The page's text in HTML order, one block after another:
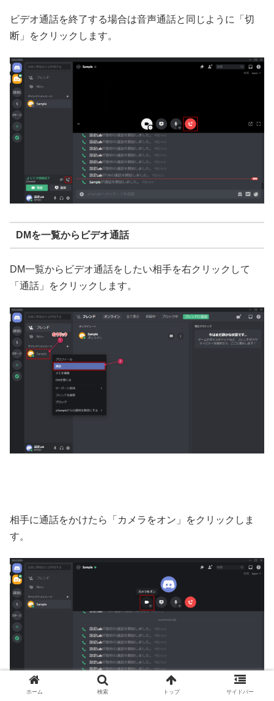
ビデオ通話を終了する場合は音声通話と同じように「切
断」をクリックします。
DMを一覧からビデオ通話
DM一覧からビデオ通話をしたい相手を右クリックして
「通話」をクリックします。
相手に通話をかけたら「カメラをオン」をクリックしま
す。
ホーム 検索 トップ サイドバー